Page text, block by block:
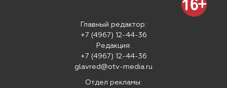
Главный редактор:
+7 (4967) 12-44-36
Редакция:
+7 (4967) 12-44-36
glavred@otv-media.ru
Отдел рекламы: